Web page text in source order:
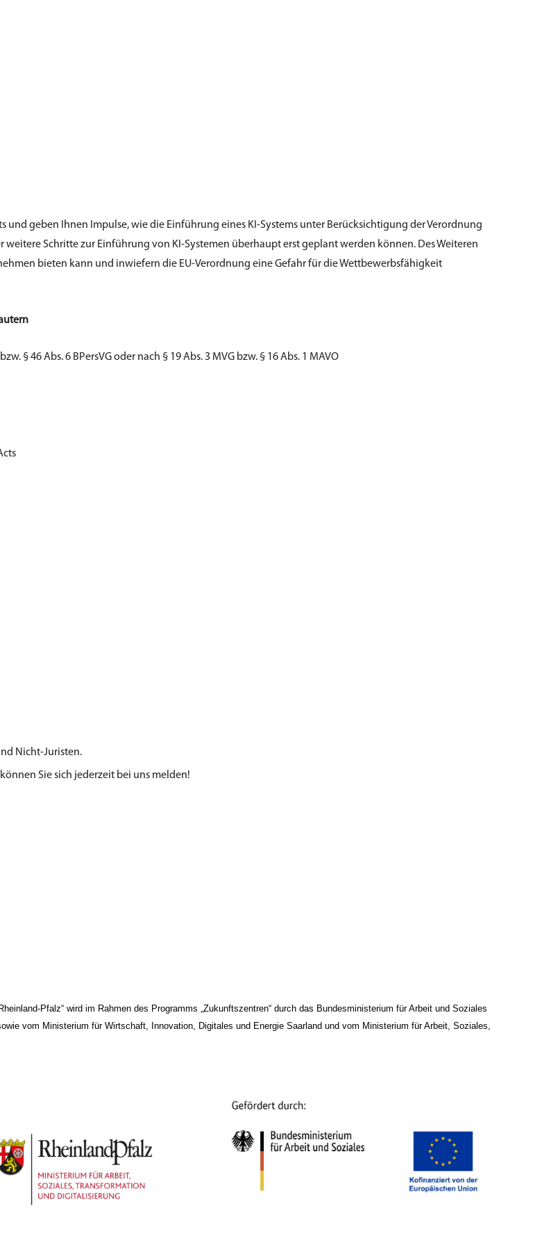
geben Ihnen Impulse, wie die Einführung eines KI-Systems unter Berücksichtigung der Verordnung
Schritte zur Einführung von KI-Systemen überhaupt erst geplant werden können. Des Weiteren
bieten kann und inwiefern die EU-Verordnung eine Gefahr für die Wettbewerbsfähigkeit
bzw. §46 Abs. 6 BPersVG oder nach § 19 Abs. 3 MVG bzw. § 16 Abs. 1 MAVO
Nicht-Juristen.
Sie sich jederzeit bei uns melden!​
Pfalz“ wird im Rahmen des Programms „Zukunftszentren“ durch das Bundesministerium für Arbeit und Soziales
vom Ministerium für Wirtschaft, Innovation, Digitales und Energie Saarland und vom Ministerium für Arbeit, Soziales,